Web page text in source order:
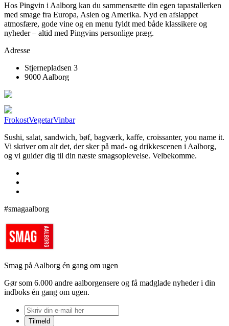
Hos Pingvin i Aalborg kan du sammensætte din egen tapastallerken
med smage fra Europa, Asien og Amerika. Nyd en afslappet
atmosfære, gode vine og en menu fyldt med både klassikere og
nyheder – altid med Pingvins personlige præg.
Adresse
Stjernepladsen 3
9000 Aalborg
FrokostVegetarVinbar
Sushi, salat, sandwich, bøf, bagværk, kaffe, croissanter, you name it.
Vi skriver om alt det, der sker på mad- og drikkescenen i Aalborg,
og vi guider dig til din næste smagsoplevelse. Velbekomme.
#smagaalborg
Smag på Aalborg én gang om ugen
Gør som 6.000 andre aalborgensere og få madglade nyheder i din
indboks én gang om ugen.